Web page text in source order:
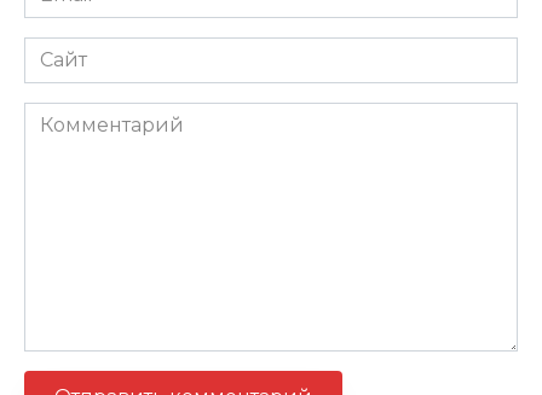
*
Сайт
Комментарий